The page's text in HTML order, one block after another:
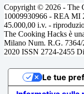
Copyright © 2026 - The
10009930966 - REA MI
45.000,00 i.v. -
The Cooking Hacks è
Milano Num. R.G. 7364/
2020 ISSN 2724-2455
Le tue